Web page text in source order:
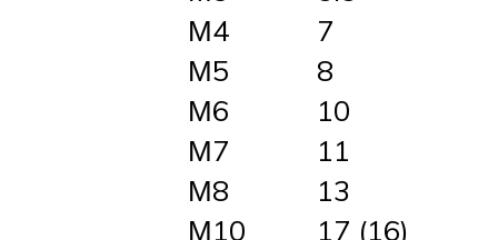
М4
7
М5
8
М6
10
М7
11
М8
13
М10
17 (16)